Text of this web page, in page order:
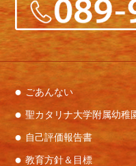
なつみ先生とのお別れはと
くて、温かくて、笑顔が素
ごあんない
聖カタリナ大学附属幼稚
自己評価報告書
教育方針＆目標